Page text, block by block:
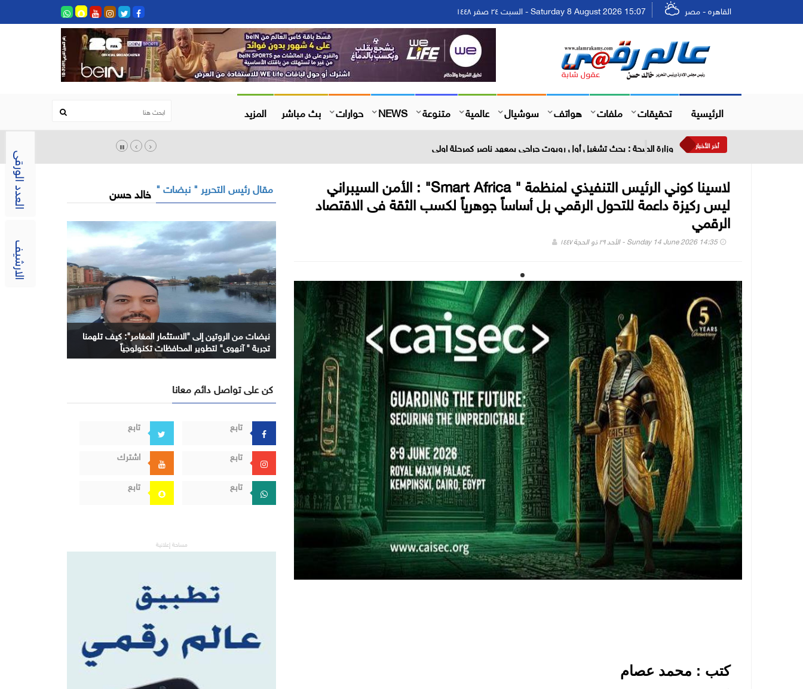
العدد الورقى
الارشيف
القاهره - مصر Saturday 8 August 2026 15:07 - السبت ٢٤ صفر ١٤٤٨
الرئيسية تحقيقات ملفات هواتف سوشيال عالمية متنوعة NEWS حوارات بث مباشر المزيد
أخر الأخبار وزارة الصحة : بحث تشغيل أول روبوت جراحي بمعهد ناصر كمرحلة اولي
لاسينا كوني الرئيس التنفيذي لمنظمة " Smart Africa" : الأمن السيبراني
ليس ركيزة داعمة للتحول الرقمي بل أساساً جوهرياً لكسب الثقة فى الاقتصاد
الرقمي
Sunday 14 June 2026 14:35 - الأحد ٢٩ ذو الحجة ١٤٤٧
كتب : محمد عصام
مقال رئيس التحرير " نبضات " خالد حسن
نبضات من الروتين إلى "الاستثمار المغامر": كيف تلهمنا
تجربة " آنهوي" لتطوير المحافظات تكنولوجياً
كن على تواصل دائم معانا
تابع
تابع
تابع
اشترك
تابع
تابع
مساحة إعلانية